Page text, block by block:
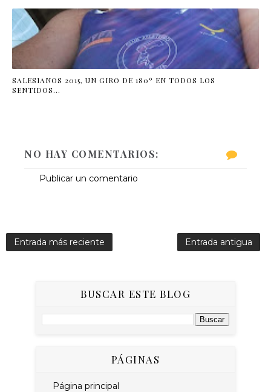
SALESIANOS 2015, UN GIRO DE 180º EN TODOS LOS
SENTIDOS…
NO HAY COMENTARIOS:
Publicar un comentario
Entrada más reciente Entrada antigua
BUSCAR ESTE BLOG
PÁGINAS
Página principal